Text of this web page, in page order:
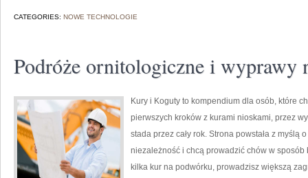
CATEGORIES: NOWE TECHNOLOGIE
Podróże ornitologiczne i wyprawy
Kury i Koguty to kompendium dla osób, które
pierwszych kroków z kurami nioskami, przez
stada przez cały rok. Strona powstała z myślą
niezależność i chcą prowadzić chów w
kilka kur na podwórku, prowadzisz większą